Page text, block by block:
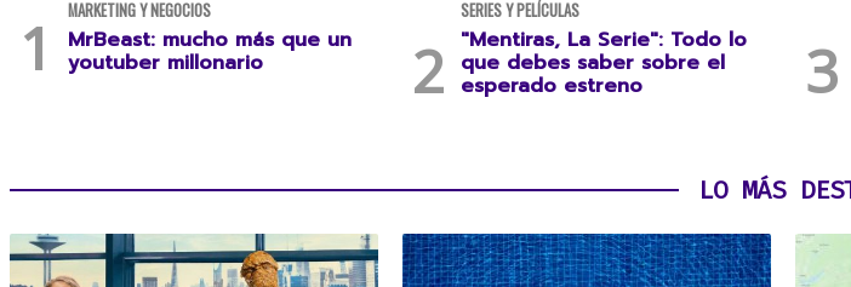
MARKETING Y NEGOCIOS
MrBeast: mucho más que un
youtuber millonario
SERIES Y PELÍCULAS
"Mentiras, La Serie": Todo lo
que debes saber sobre el
esperado estreno
LO MÁS